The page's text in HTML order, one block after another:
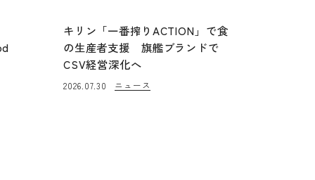
キリン「一番搾りACTION」で食
の生産者支援 旗艦ブランドで
CSV経営深化へ
2026.07.30 ニュース